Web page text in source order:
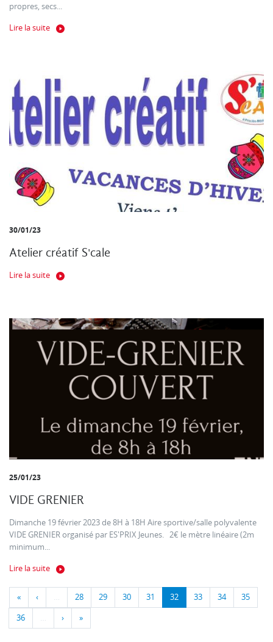
propres, secs...
Lire la suite
30/01/23
Atelier créatif S'cale
Lire la suite
25/01/23
VIDE GRENIER
Dimanche 19 février 2023 de 8H à 18H Aire sportive/salle polyvalente
VIDE GRENIER organisé par ES'PRIX Jeunes. 2€ le mètre linéaire (2m
minimum...
Lire la suite
« ‹ … 28 29 30 31 32 33 34 35
36 … › »